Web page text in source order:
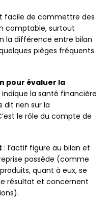
facile de commettre des
comptable, surtout
la différence entre bilan
pièges fréquents
pour évaluer la
indique la santé financière
dit rien sur la
le rôle du compte de
: l’actif figure au bilan et
possède (comme
quant à eux, se
résultat et concernent